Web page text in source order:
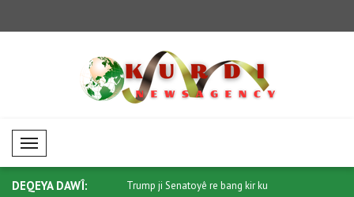
Mobil Menü
DEQEYA DAWÎ:
bo Sûdanê: Piştgiriya pe.. Trump ji Senatoyê re bang kir ku